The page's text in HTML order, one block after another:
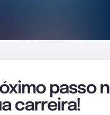
passo
carreira!